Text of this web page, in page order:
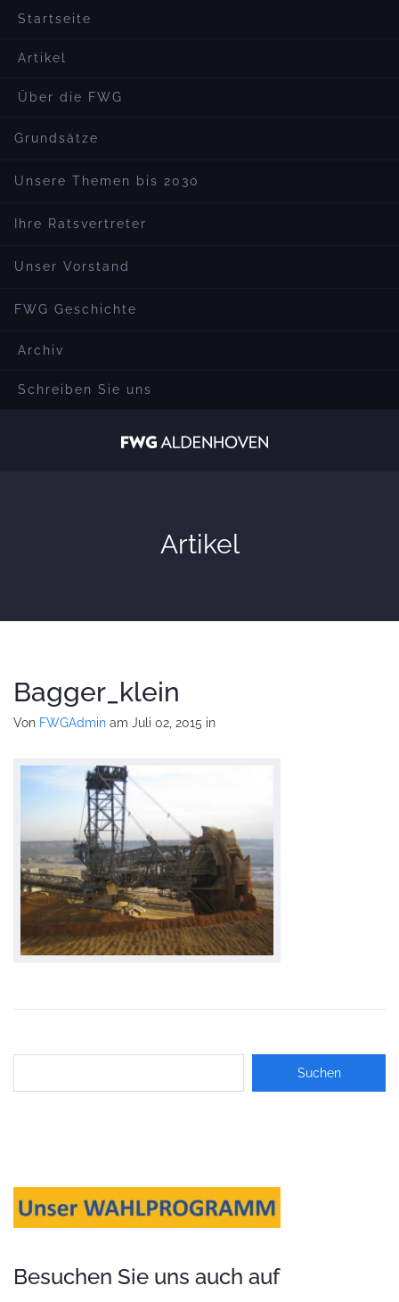
Startseite
Artikel
Über die FWG
Grundsätze
Unsere Themen bis 2030
Ihre Ratsvertreter
Unser Vorstand
FWG Geschichte
Archiv
Schreiben Sie uns
Artikel
Bagger_klein
Von FWGAdmin am Juli 02, 2015 in
Besuchen Sie uns auch auf